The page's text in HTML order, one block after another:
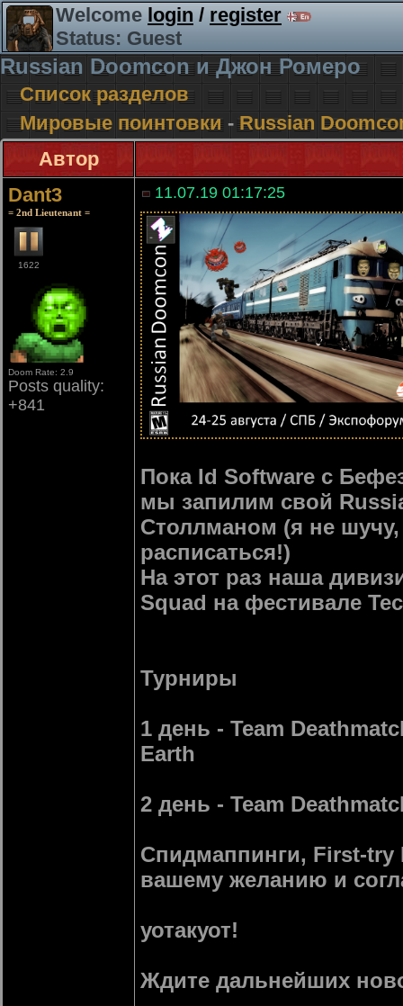
Welcome login/register
Status: Guest
Russian Doomcon и Джон Ромеро
Список разделов
Мировые поинтовки-Russian
Автор
Dant3
= 2nd Lieutenant =
1622
Doom Rate: 2.9
Posts quality:
+841
11.07.19 01:17:25
Пока Id Software с
мы запилим свой
Столлманом (я не шучу,
расписаться!)
На этот раз наша
Squad на фестивале
Турниры
1 день - Team
Earth
2 день - Team
Спидмаппинги, First-try
вашему желанию и
уотакуот!
Ждите дальнейших